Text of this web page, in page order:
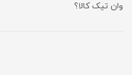
وان تیک کالا؟